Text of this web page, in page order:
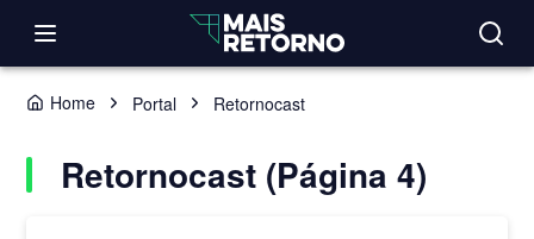
Home Portal Retornocast
Retornocast (Página 4)